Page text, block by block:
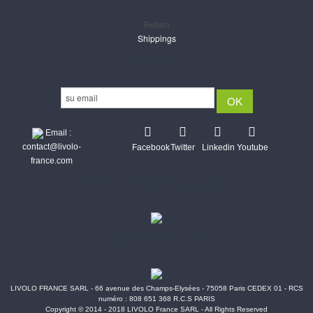
Return
Shippings
Email :
contact@livolo-
france.com
FacebookTwitter Linkedin Youtube
LIVOLO FRANCE SARL - 66 avenue des Champs-Elysées - 75058 Paris CEDEX 01 - RCS
numéro : 808 651 368 R.C.S PARIS
Copyright © 2014 - 2018 LIVOLO France SARL - All Rights Reserved